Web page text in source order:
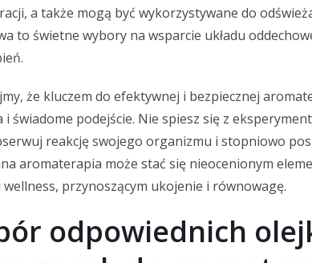
a także mogą być wykorzystywane do
to świetne wybory na wsparcie układu
że kluczem do efektywnej i bezpiecznej
i świadome podejście. Nie spiesz się z
reakcję swojego organizmu i stopniowo
aromaterapia może stać się nieocenionym
przynoszącym ukojenie i równowagę.
odpowiednich